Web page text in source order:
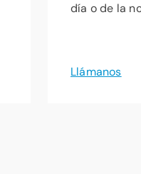
día o de la
Llámanos